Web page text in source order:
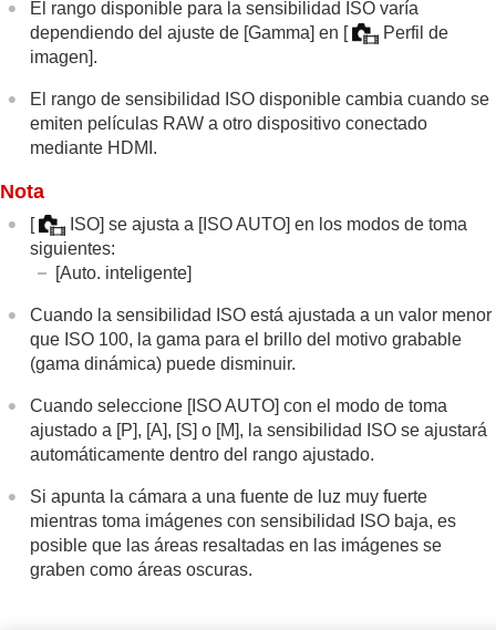
El rango disponible para la sensibilidad ISO varía
dependiendo del ajuste de [Gamma] en [
Perfil de
imagen].
El rango de sensibilidad ISO disponible cambia cuando se
emiten películas RAW a otro dispositivo conectado
mediante HDMI.
Nota
[ ISO] se ajusta a [ISO AUTO] en los modos de toma
siguientes:
[Auto. inteligente]
Cuando la sensibilidad ISO está ajustada a un valor menor
que ISO 100, la gama para el brillo del motivo grabable
(gama dinámica) puede disminuir.
Cuando seleccione [ISO AUTO] con el modo de toma
ajustado a [P], [A], [S] o [M], la sensibilidad ISO se ajustará
automáticamente dentro del rango ajustado.
Si apunta la cámara a una fuente de luz muy fuerte
mientras toma imágenes con sensibilidad ISO baja, es
posible que las áreas resaltadas en las imágenes se
graben como áreas oscuras.